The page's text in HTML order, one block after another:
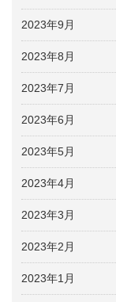
2023年9月
2023年8月
2023年7月
2023年6月
2023年5月
2023年4月
2023年3月
2023年2月
2023年1月